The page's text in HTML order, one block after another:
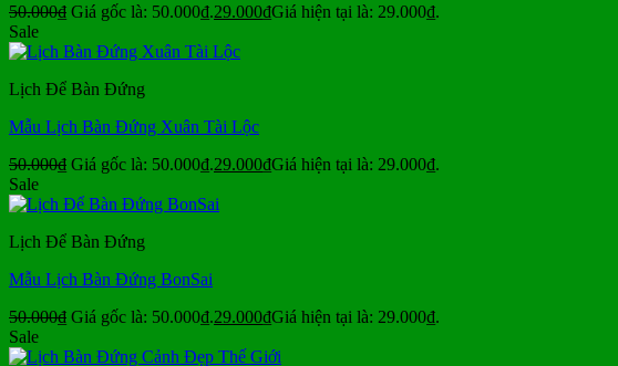
50.000₫ Giá gốc là: 50.000₫.29.000₫Giá hiện tại là: 29.000₫.
Sale
Lịch Để Bàn Đứng
Mẫu Lịch Bàn Đứng Xuân Tài Lộc
50.000₫ Giá gốc là: 50.000₫.29.000₫Giá hiện tại là: 29.000₫.
Sale
Lịch Để Bàn Đứng
Mẫu Lịch Bàn Đứng BonSai
50.000₫ Giá gốc là: 50.000₫.29.000₫Giá hiện tại là: 29.000₫.
Sale